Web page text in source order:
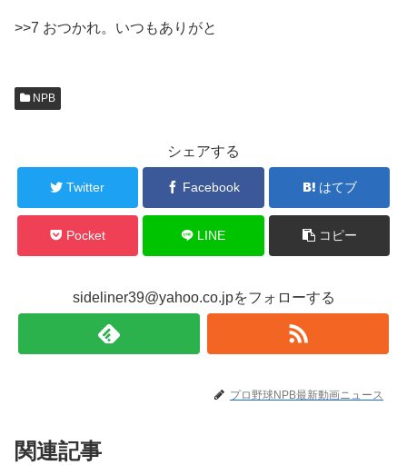
>>7 おつかれ。いつもありがと
NPB
シェアする
Twitter Facebook はてブ
Pocket LINE コピー
sideliner39@yahoo.co.jpをフォローする
プロ野球NPB最新動画ニュース
関連記事